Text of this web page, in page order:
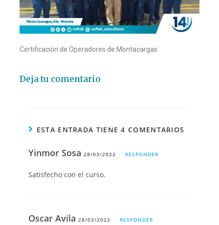
Certificación de Operadores de Montacargas
Deja tu comentario
ESTA ENTRADA TIENE 4 COMENTARIOS
Yinmor Sosa28/03/2022 RESPONDER
Satisfecho con el curso.
Oscar Avila28/03/2022 RESPONDER